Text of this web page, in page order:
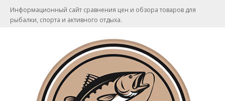
Информационный сайт сравнения цен и обзора товаров для
рыбалки, спорта и активного отдыха.